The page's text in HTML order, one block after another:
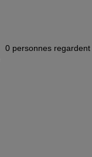
0 personnes regardent